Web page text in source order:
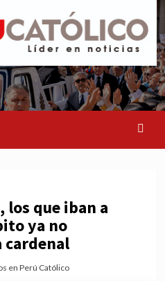
los que iban a
ya no
cardenal
en Perú Católico